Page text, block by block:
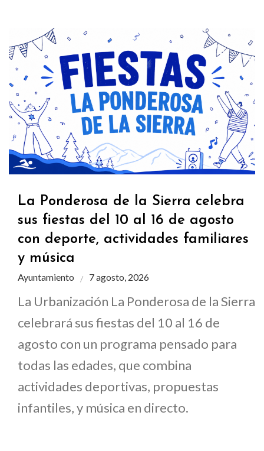
La Ponderosa de la Sierra celebra
sus fiestas del 10 al 16 de agosto
con deporte, actividades familiares
y música
Ayuntamiento 7 agosto, 2026
La Urbanización La Ponderosa de la Sierra
celebrará sus fiestas del 10 al 16 de
agosto con un programa pensado para
todas las edades, que combina
actividades deportivas, propuestas
infantiles, y música en directo.